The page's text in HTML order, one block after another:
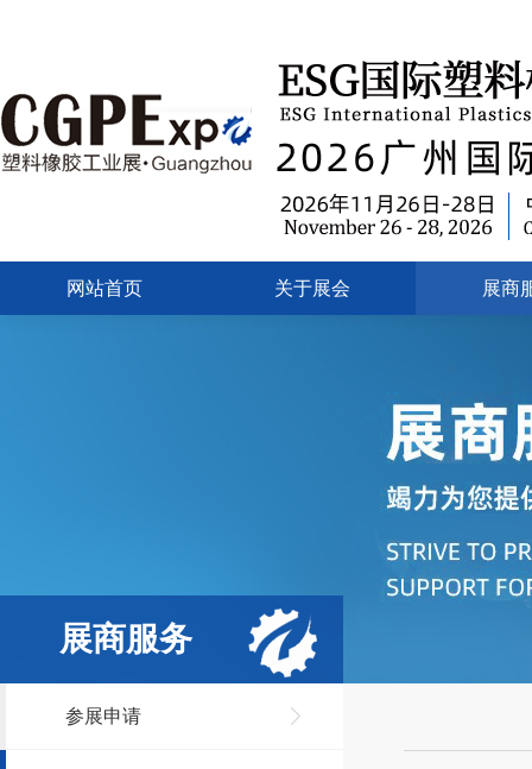
网站首页 关于展会 展商
展商服务
参展申请